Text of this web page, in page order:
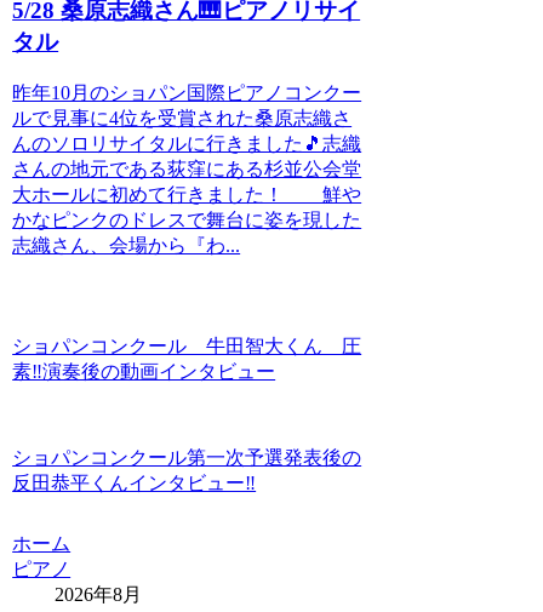
5/28 桑原志織さん🎹ピアノリサイ
タル
昨年10月のショパン国際ピアノコンクー
ルで見事に4位を受賞された桑原志織さ
んのソロリサイタルに行きました🎵志織
さんの地元である荻窪にある杉並公会堂
大ホールに初めて行きました！ 鮮や
かなピンクのドレスで舞台に姿を現した
志織さん、会場から『わ...
ショパンコンクール 牛田智大くん 圧
素‼️演奏後の動画インタビュー
ショパンコンクール第一次予選発表後の
反田恭平くんインタビュー‼️
ホーム
ピアノ
2026年8月